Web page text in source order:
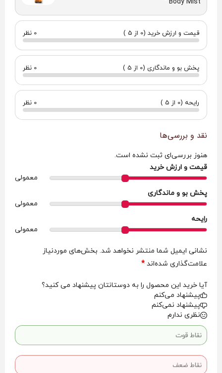
نقد و بررسی‌ها
هنوز بررسی‌ای ثبت نشده است.
قیمت و ارزش خرید
معمولی
پخش بو و ماندگاری
معمولی
رایحه
معمولی
نشانی ایمیل شما منتشر نخواهد شد. بخش‌های موردنیاز
علامت‌گذاری شده‌اند *
آیا خرید این محصول را به دوستانتان پیشنهاد می کنید؟
پیشنهاد می‌کنم
پیشنهاد نمی‌کنم
نظری ندارم
قیمت و ارزش خرید (0 از 5 ) 0 نظر
پخش بو و ماندگاری (0 از 5 ) 0 نظر
رایحه (0 از 5 ) 0 نظر